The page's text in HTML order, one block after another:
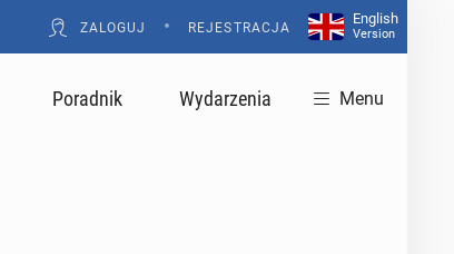
ZALOGUJ • REJESTRACJA
English
Version
Poradnik Wydarzenia Menu